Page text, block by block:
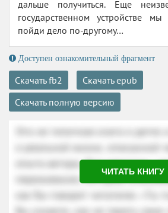
дальше получиться. Еще
государственном устройстве
пойди дело по-другому…
Доступен ознакомительный фрагмент
Скачать fb2
Скачать epub
Скачать полную версию
ЧИТАТЬ КНИГУ